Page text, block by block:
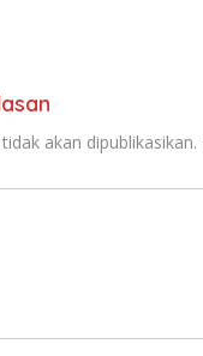
akan dipublikasikan.